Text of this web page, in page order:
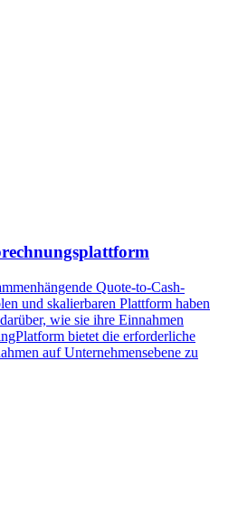
Quote-to-Cash-
und skalierbaren Plattform haben
wie sie ihre Einnahmen
bietet die erforderliche
auf Unternehmensebene zu